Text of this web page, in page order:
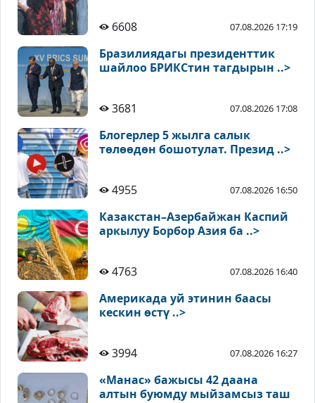
6608 07.08.2026 17:19
Бразилиядагы президенттик
шайлоо БРИКСтин тагдырын ..>
3681 07.08.2026 17:08
Блогерлер 5 жылга салык
төлөөдөн бошотулат. Презид ..>
4955 07.08.2026 16:50
Казакстан–Азербайжан Каспий
аркылуу Борбор Азия ба ..>
4763 07.08.2026 16:40
Америкада уй этинин баасы
кескин өстү ..>
3994 07.08.2026 16:27
«Манас» бажысы 42 даана
алтын буюмду мыйзамсыз таш